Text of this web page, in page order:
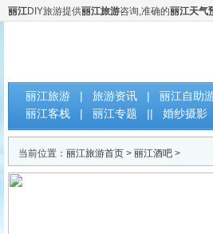
丽江DIY旅游提供丽江旅游咨询,准确的丽江天气
云南丽江DIY自助旅游网
丽江旅游 | 旅游资讯 | 丽江自助
丽江客栈
| 丽江专题 || 婚纱摄影
当前位置： 丽江旅游首页 > 丽江酒吧 >